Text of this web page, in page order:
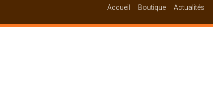
Accueil Boutique Actualités